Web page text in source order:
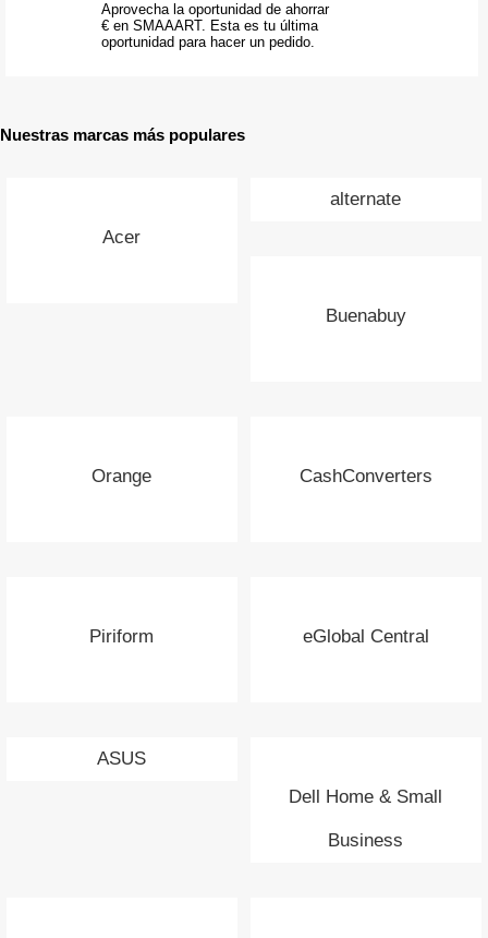
Aprovecha la oportunidad de ahorrar
€ en SMAAART. Esta es tu última
oportunidad para hacer un pedido.
Nuestras marcas más populares
Acer
alternate
Buenabuy
Orange CashConverters
Piriform eGlobal Central
ASUS
Dell Home & Small
Business